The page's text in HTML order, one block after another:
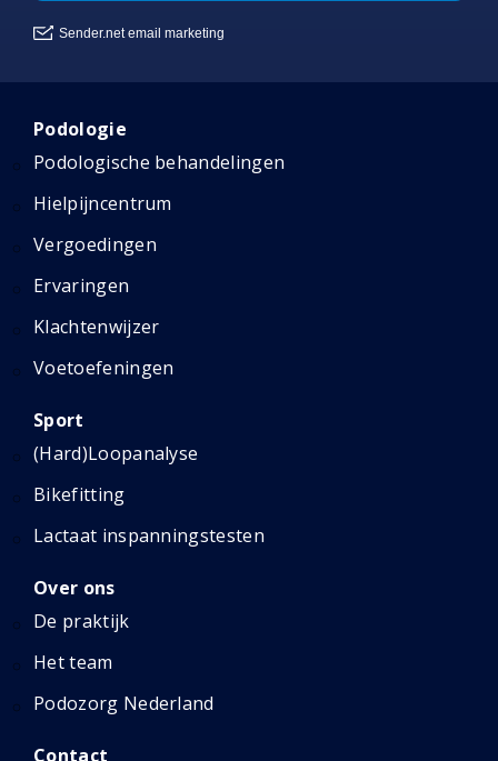
Podologie
Podologische behandelingen
Hielpijncentrum
Vergoedingen
Ervaringen
Klachtenwijzer
Voetoefeningen
Sport
(Hard)Loopanalyse
Bikefitting
Lactaat inspanningstesten
Over ons
De praktijk
Het team
Podozorg Nederland
Contact